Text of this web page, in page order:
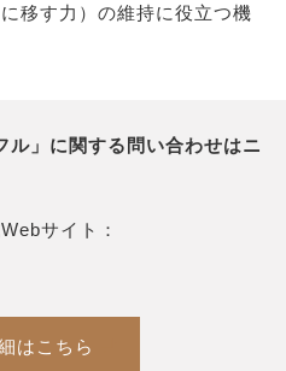
移す力）の維持に役立つ機
」に関する問い合わせはニ
サイト：
はこちら